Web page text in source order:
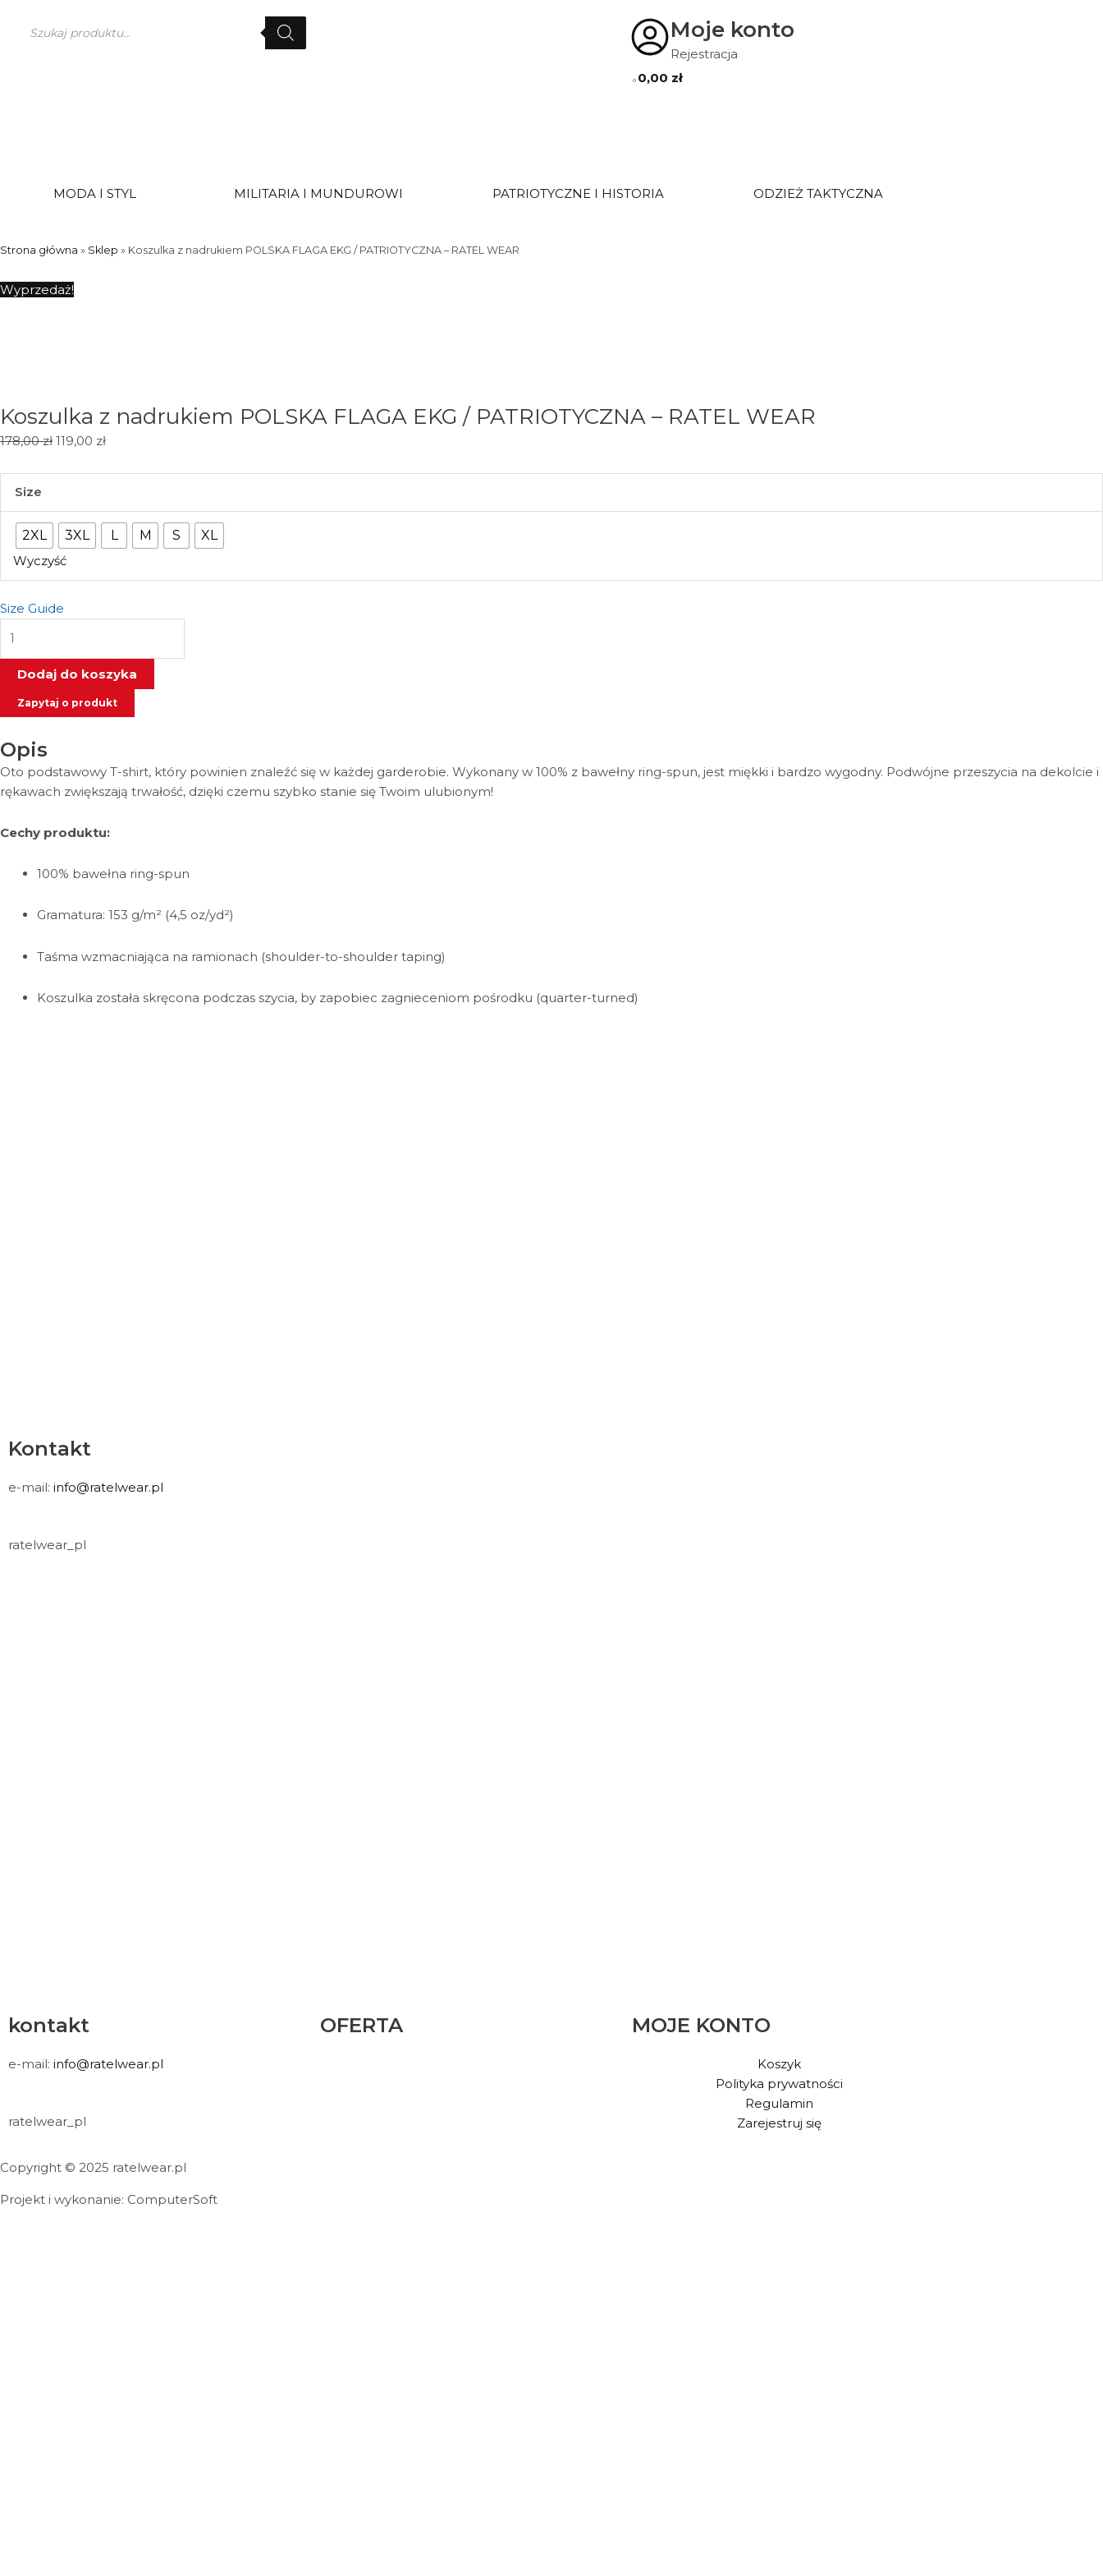
produktów Moje konto
Rejestracja
0,00 zł
0
MODA I STYL MILITARIA I MUNDUROWI PATRIOTYCZNE I HISTORIA ODZIEŻ TAKTYCZNA
Strona główna » Sklep » Koszulka z nadrukiem POLSKA FLAGA EKG / PATRIOTYCZNA – RATEL WEAR
Wyprzedaż!
Koszulka z nadrukiem POLSKA FLAGA EKG / PATRIOTYCZNA – RATEL WEAR
178,00zł Pierwotna
119,00 złAktualna
Size
2XL 3XL L M S
XL
Wyczyść
Size Guide
Koszulka
nadrukiem
POLSKA
FLAGA
/
PATRIOTYCZNA
-
RATEL
WEAR
Dodaj do koszyka
Zapytaj o produkt
Opis
Oto podstawowy T-shirt, który powinien znaleźć się w każdej garderobie. Wykonany w 100% z bawełny ring-spun, jest miękki i bardzo wygodny. Podwójne przeszycia na dekolcie i
rękawach zwiększają trwałość, dzięki czemu szybko stanie się Twoim ulubionym!
Cechy produktu:
100% bawełna ring-spun
Gramatura: 153 g/m² (4,5 oz/yd²)
Taśma wzmacniająca na ramionach (shoulder-to-shoulder taping)
Koszulka została skręcona podczas szycia, by zapobiec zagnieceniom pośrodku (quarter-turned)
Kontakt
e-mail: info@ratelwear.pl
ratelwear_pl
kontakt
e-mail: info@ratelwear.pl
ratelwear_pl
OFERTA MOJE KONTO
Koszyk
Polityka prywatności
Regulamin
Zarejestruj się
Copyright © 2025 ratelwear.pl
Projekt i wykonanie: ComputerSoft